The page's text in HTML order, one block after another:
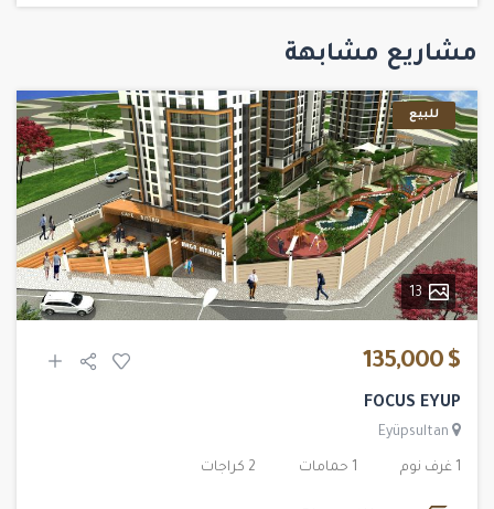
مشاريع مشابهة
للبيع
13
$ 135,000
FOCUS EYUP
Eyüpsultan
1 غرف نوم 1 حمامات 2 كراجات